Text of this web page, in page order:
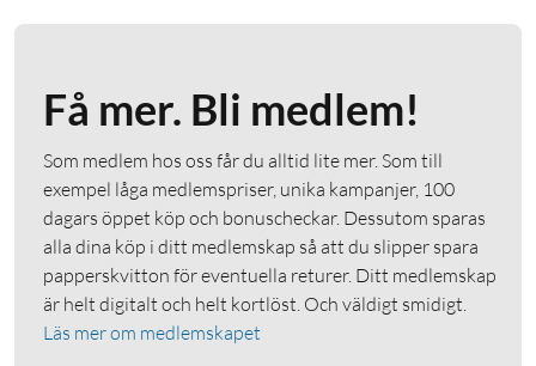
Få mer. Bli medlem!
Som medlem hos oss får du alltid lite mer. Som till
exempel låga medlemspriser, unika kampanjer, 100
dagars öppet köp och bonuscheckar. Dessutom sparas
alla dina köp i ditt medlemskap så att du slipper spara
papperskvitton för eventuella returer. Ditt medlemskap
är helt digitalt och helt kortlöst. Och väldigt smidigt.
Läs mer om medlemskapet